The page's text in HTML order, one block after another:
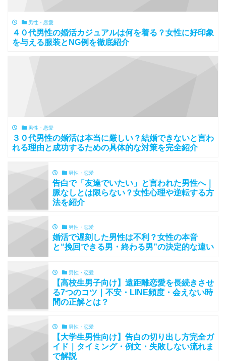
男性・恋愛
４０代男性の婚活カジュアルは何を着る？女性に好印象
を与える服装とNG例を徹底紹介
男性・恋愛
３０代男性の婚活は本当に厳しい？結婚できないと言わ
れる理由と成功するための具体的な対策を完全紹介
男性・恋愛
告白で「友達でいたい」と言われた男性へ｜
脈なしとは限らない？女性心理や逆転する方
法を紹介
男性・恋愛
婚活で遅刻した男性は不利？女性の本音
と“挽回できる男・終わる男”の決定的な違い
男性・恋愛
【高校生男子向け】遠距離恋愛を長続きさせ
る7つのコツ｜不安・LINE頻度・会えない時
間の正解とは？
男性・恋愛
【大学生男性向け】告白の切り出し方完全ガ
イド｜タイミング・例文・失敗しない流れま
で解説